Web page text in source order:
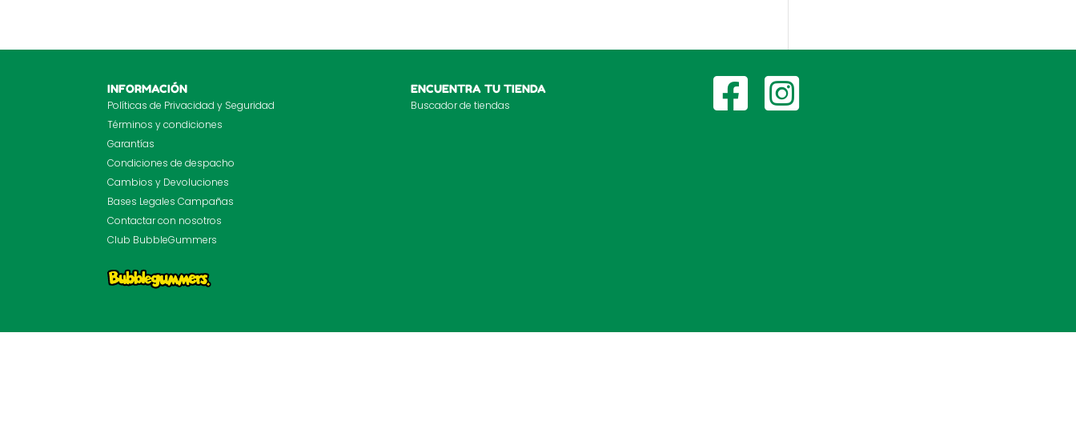
INFORMACIÓN
Políticas de Privacidad y Seguridad
Términos y condiciones
Garantías
Condiciones de despacho
Cambios y Devoluciones
Bases Legales Campañas
Contactar con nosotros
Club BubbleGummers
ENCUENTRA TU TIENDA
Buscador de tiendas